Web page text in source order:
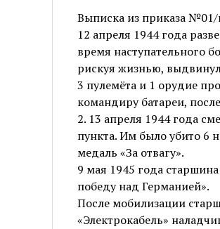
Выписка из приказа №01/
12 апреля 1944 года
время наступательного
рискуя жизнью,
3 пулемёта и 1 орудие
командиру батареи,
2. 13 апреля 1944 года
пункта. Им было убито 6
медаль «За отвагу».
9 мая 1945 года
победу над Германией».
После мобилизации
«Электрокабель»